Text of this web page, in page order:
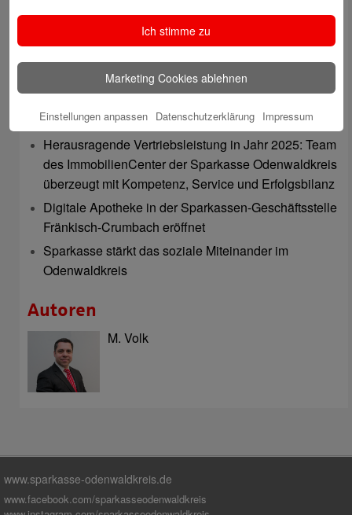
Auch per WhatsApp erreichbar!
Neueste Beiträge
Sparkassen Kino Open-Air-Sommer 2026 startet
Öffnungszeiten der Sparkasse zum Wiesenmarkt
Herausragende Vertriebsleistung in Jahr 2025: Team
des ImmobilienCenter der Sparkasse Odenwaldkreis
überzeugt mit Kompetenz, Service und Erfolgsbilanz
Digitale Apotheke in der Sparkassen-Geschäftsstelle
Fränkisch-Crumbach eröffnet
Sparkasse stärkt das soziale Miteinander im
Odenwaldkreis
Autoren
M. Volk
www.sparkasse-odenwaldkreis.de
www.facebook.com/sparkasseodenwaldkreis
Ich stimme zu
Marketing Cookies ablehnen
Einstellungen anpassen Datenschutzerklärung Impressum